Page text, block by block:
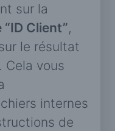
sur la
Client”,
le résultat
Cela vous
internes
de